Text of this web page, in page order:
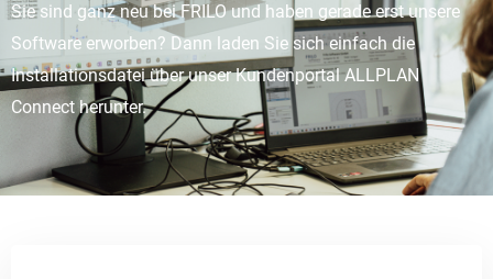
Sie sind ganz neu bei FRILO und haben gerade erst unsere
Software erworben? Dann laden Sie sich einfach die
Installationsdatei über unser Kundenportal ALLPLAN
Connect herunter.